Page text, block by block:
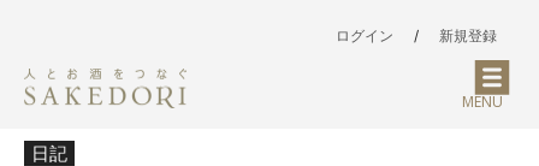
ログイン / 新規登録
MENU
日記